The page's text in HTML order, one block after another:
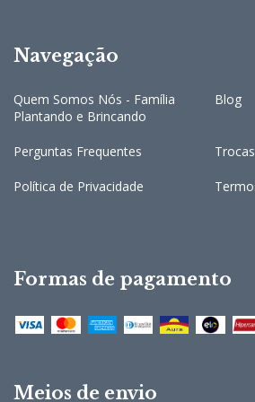
Navegação
Quem Somos Nós - Família
Plantando e Brincando
Blog
Perguntas Frequentes
Política de Privacidade
Formas de pagamento
Meios de envio